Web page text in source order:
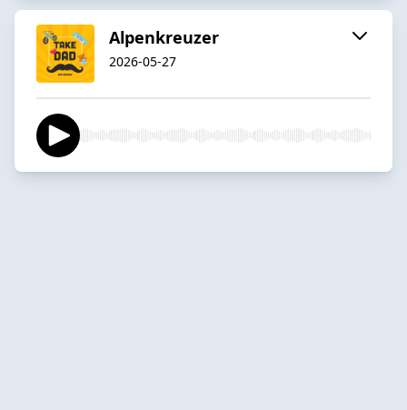
Alpenkreuzer
2026-05-27